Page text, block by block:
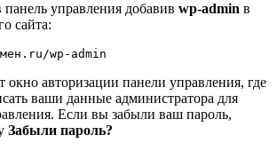
управления добавив wp-admin в
сайта:
wp-admin
окно авторизации панели управления, где
ваши данные администратора для
Если вы забыли ваш пароль,
Забыли пароль?